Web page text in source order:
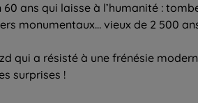
ans qui laisse à l’humanité :
monumentaux… vieux de 2 500
qui a résisté à une frénésie
surprises !